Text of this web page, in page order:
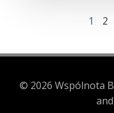
Page
1 2
© 2026 Wspólnota